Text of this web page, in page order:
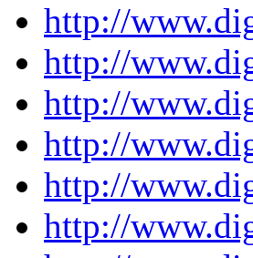
http://
http://
http://
http://
http://
http://